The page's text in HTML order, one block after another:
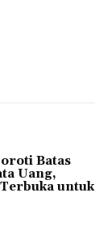
Batas
Uang,
untuk